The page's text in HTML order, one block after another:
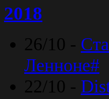
2018
26/10 -
Ленноне#
22/10 -